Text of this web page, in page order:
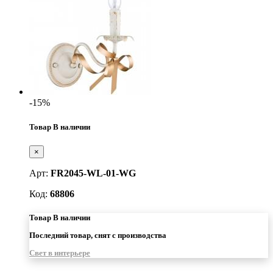
-15%
Товар В наличии
×
Арт: FR2045-WL-01-WG
Код: 68806
Товар В наличии
Последний товар, снят с производства
Свет в интерьере